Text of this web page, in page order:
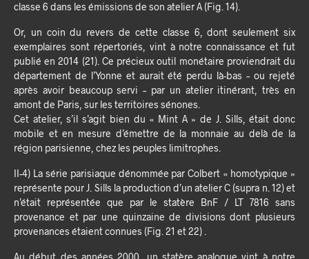
classe 6 dans les émissions de son atelier A (Fig. 14).
Or, un coin du revers de cette classe 6, dont seulement six
exemplaires sont répertoriés, vint à notre connaissance et fut
publié en 2014 (21). Ce précieux outil monétaire proviendrait du
département de l’Yonne et aurait été perdu là-bas – ou rejeté
après avoir beaucoup servi – par un atelier itinérant, très en
amont de Paris, sur les territoires sénones.
Cet atelier, s’il s’agit bien du « Mint A » de J. Sills, était donc
mobile et en mesure d’émettre de la monnaie au delà de la
région parisienne, chez les peuples limitrophes.
II-4) La série parisiaque dénommée par Colbert « homotypique »
représente pour J. Sills la production d’un atelier C (supra n. 12) et
n’était représentée que par le statère BnF / LT 7816 sans
provenance et par une quinzaine de divisions dont plusieurs
provenances étaient connues (Fig. 21 et 22) .